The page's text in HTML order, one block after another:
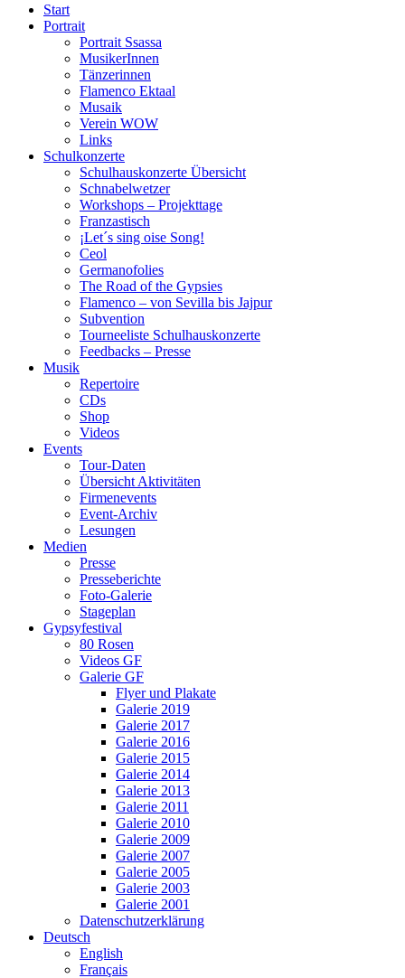
Start
Portrait
Portrait Ssassa
MusikerInnen
Tänzerinnen
Flamenco Ektaal
Musaik
Verein WOW
Links
Schulkonzerte
Schulhauskonzerte Übersicht
Schnabelwetzer
Workshops – Projekttage
Franzastisch
¡Let´s sing oise Song!
Ceol
Germanofolies
The Road of the Gypsies
Flamenco – von Sevilla bis Jajpur
Subvention
Tourneeliste Schulhauskonzerte
Feedbacks – Presse
Musik
Repertoire
CDs
Shop
Videos
Events
Tour-Daten
Übersicht Aktivitäten
Firmenevents
Event-Archiv
Lesungen
Medien
Presse
Presseberichte
Foto-Galerie
Stageplan
Gypsyfestival
80 Rosen
Videos GF
Galerie GF
Flyer und Plakate
Galerie 2019
Galerie 2017
Galerie 2016
Galerie 2015
Galerie 2014
Galerie 2013
Galerie 2011
Galerie 2010
Galerie 2009
Galerie 2007
Galerie 2005
Galerie 2003
Galerie 2001
Datenschutzerklärung
Deutsch
English
Français